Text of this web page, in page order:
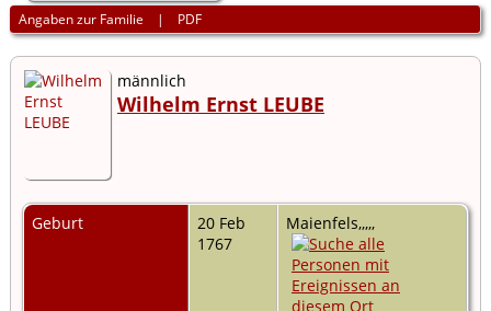
Angaben zur Familie | PDF
männlich
Wilhelm Ernst LEUBE
Geburt
20 Feb
1767
Maienfels,,,,,